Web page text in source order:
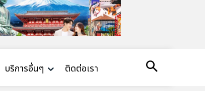
บริการอื่นๆ ติดต่อเรา